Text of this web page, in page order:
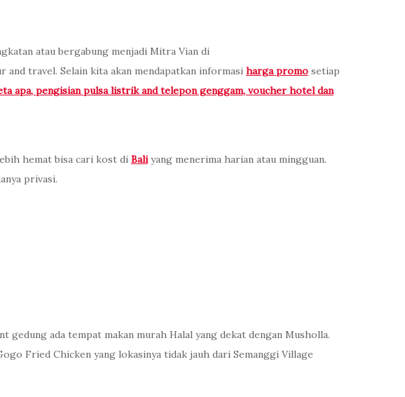
atau bergabung menjadi Mitra Vian di
and travel. Selain kita akan mendapatkan informasi harga promo setiap
apa, pengisian pulsa listrik and telepon genggam, voucher hotel dan
hemat bisa cari kost di Baliyang menerima harian atau mingguan.
privasi.
gedung ada tempat makan murah Halal yang dekat dengan Musholla.
Fried Chicken yang lokasinya tidak jauh dari Semanggi Village